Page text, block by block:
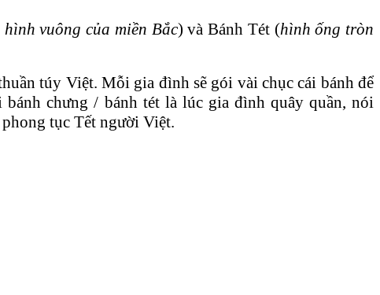
vuông của miền Bắc) và Bánh Tét (hình ống tròn
túy Việt. Mỗi gia đình sẽ gói vài chục cái bánh để
chưng / bánh tét là lúc gia đình quây quần, nói
tục Tết người Việt.